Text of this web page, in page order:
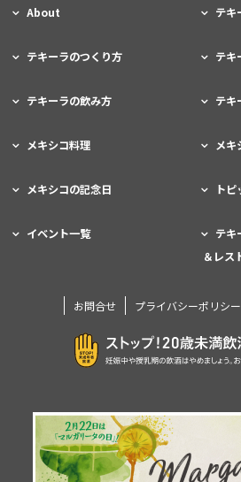
About テキ
テキーラのつくり方 テキ
テキーラの飲み方 テキ
メキシコ料理 メキ
メキシコの記念日 トピ
イベント一覧
テキ
＆レス
お問合せ プライバシーポリシー